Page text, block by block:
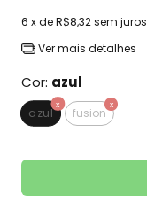
6 x deR$8,32sem juros
Ver mais detalhes
Cor: azul
azul fusion